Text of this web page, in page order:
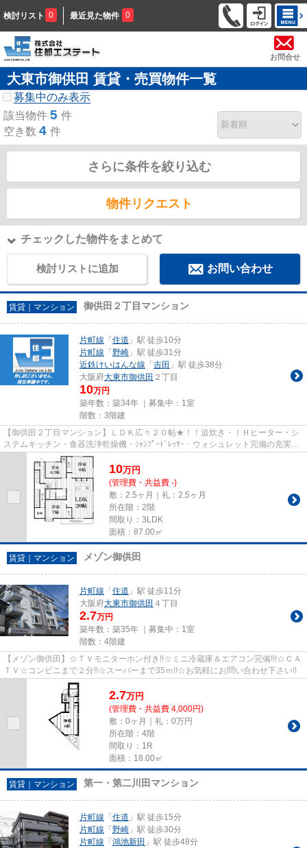
検討リスト 0 最近見た物件 0
お問合せ
大東市御供田 賃貸・売買物件一覧
募集中のみ表示
該当物件 5 件
空き数 4 件
さらに条件を絞り込む
物件リクエスト
チェックした物件をまとめて
検討リストに追加 お問い合わせ
賃貸｜マンション 御供田２丁目マンション
片町線 「 住道 」駅 徒歩10分
片町線 「 野崎 」駅 徒歩31分
近鉄けいはんな線 「 吉田 」駅 徒歩38分
大阪府大東市御供田 ２丁目
10万円
築年数：築34年 ｜募集中： 1室
階数：3階建
【御供田２丁目マンション】ＬＤＫ広々２０帖★！！追炊き・ＩＨヒーター・シ
ステムキッチン・食器洗浄乾燥機・ｼｬﾝﾌﾟｰﾄﾞﾚｯｻｰ・ウォシュレット完備の充実設
備♪♪駅まで徒歩圏内★泉小学校...
10万円
(管理費・共益費 -)
敷：2.5ヶ月｜礼：2.5ヶ月
所在階：2階
間取り：3LDK
面積：87.00㎡
賃貸｜マンション メゾン御供田
片町線 「 住道 」駅 徒歩11分
大阪府大東市御供田 ４丁目
2.7万円
築年数：築35年 ｜募集中： 1室
階数：4階建
【メゾン御供田】☆ＴＶモニターホン付き!!☆ミニ冷蔵庫＆エアコン完備!!!☆ＣＡ
ＴＶ☆コンビニまで２分!!☆スーパーまで35ｍ!!☆お気軽にお問い合わせ下さい!!
2.7万円
(管理費・共益費 4,000円)
敷：0ヶ月｜礼：0万円
所在階：4階
間取り：1R
面積：18.00㎡
賃貸｜マンション 第一・第二川田マンション
片町線 「 住道 」駅 徒歩15分
片町線 「 野崎 」駅 徒歩30分
片町線 「 鴻池新田 」駅 徒歩48分